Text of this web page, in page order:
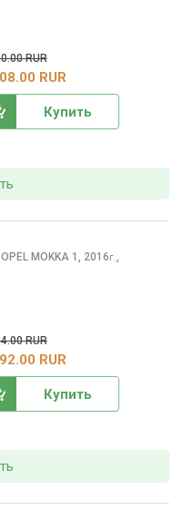
RUR
RUR
Купить
OPEL MOKKA 1, 2016г.,
RUR
RUR
Купить